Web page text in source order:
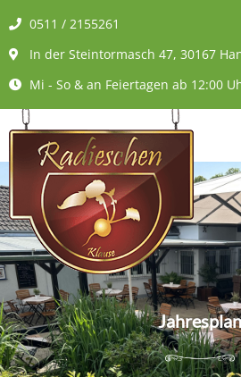
Zum
Inhalt
springen
0511 / 2155261
In der Steintormasch 47, 30167
Mi - So & an Feiertagen ab 12:00
Jahresplan